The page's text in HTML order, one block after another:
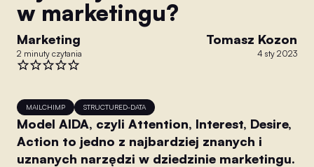
w marketingu?
Marketing
2 minuty czytania
Tomasz Kozon
4 sty 2023
MAILCHIMP STRUCTURED-DATA
Model AIDA, czyli Attention, Interest, Desire,
Action to jedno z najbardziej znanych i
uznanych narzędzi w dziedzinie marketingu.